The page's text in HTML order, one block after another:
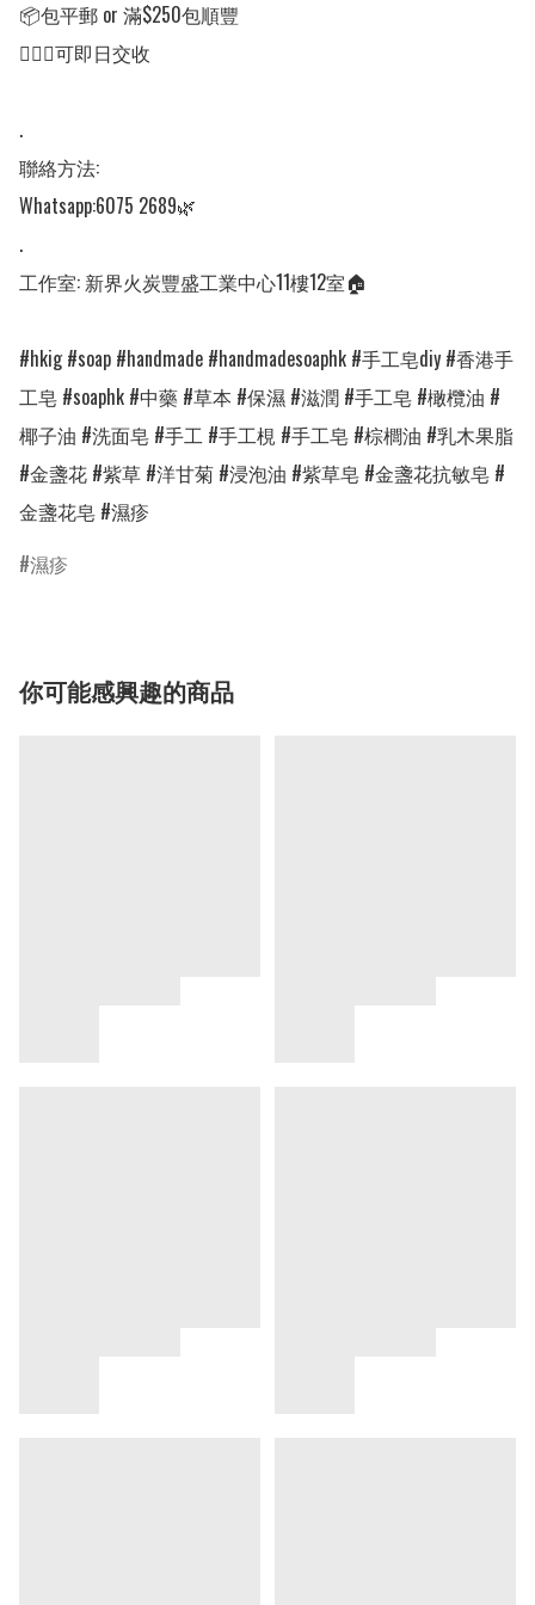
📦包平郵 or 滿$250包順豐
💁🏻‍♀️可即日交收
.
聯絡方法:
Whatsapp:6075 2689🌿
.
工作室: 新界火炭豐盛工業中心11樓12室🏠
#hkig #soap #handmade #handmadesoaphk #手工皂diy #香港手
工皂 #soaphk #中藥 #草本 #保濕 #滋潤 #手工皂 #橄欖油 #
椰子油 #洗面皂 #手工 #手工梘 #手工皂 #棕櫚油 #乳木果脂
#金盞花 #紫草 #洋甘菊 #浸泡油 #紫草皂 #金盞花抗敏皂 #
金盞花皂 #濕疹
濕疹
你可能感興趣的商品